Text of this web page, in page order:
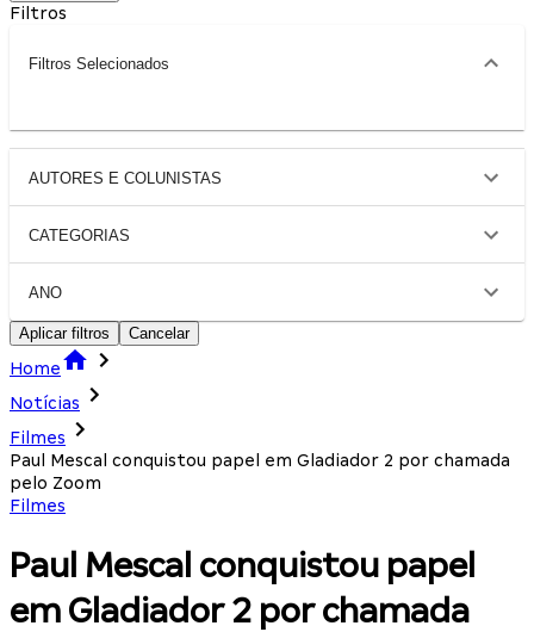
Filtros
Filtros Selecionados
AUTORES E COLUNISTAS
CATEGORIAS
ANO
Aplicar filtros Cancelar
Home
Notícias
Filmes
Paul Mescal conquistou papel em Gladiador 2 por chamada
pelo Zoom
Filmes
Paul Mescal conquistou papel
em Gladiador 2 por chamada